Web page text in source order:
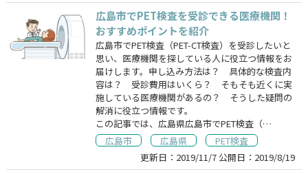
広島市でPET検査を受診できる医療機関！
おすすめポイントを紹介
広島市でPET検査（PET-CT検査）を受診したいと
思い、医療機関を探している人に役立つ情報をお
届けします。申し込み方法は？ 具体的な検査内
容は？ 受診費用はいくら？ そもそも近くに実
施している医療機関があるの？ そうした疑問の
解消に役立つ情報です。
この記事では、広島県広島市でPET検査（…
広島市
広島県
PET検査
更新日： 2019/11/7 公開日： 2019/8/19